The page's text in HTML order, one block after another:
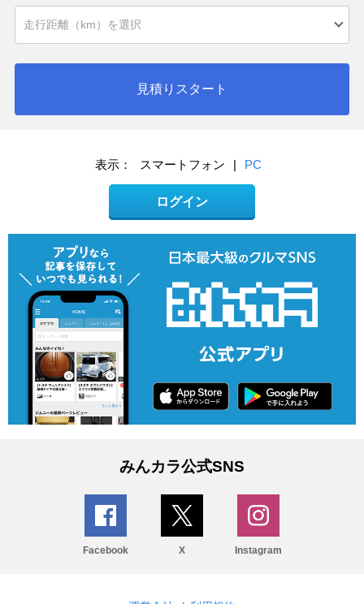
見積りスタート
表示： スマートフォン | PC
ログイン
みんカラ公式SNS
Facebook X Instagram